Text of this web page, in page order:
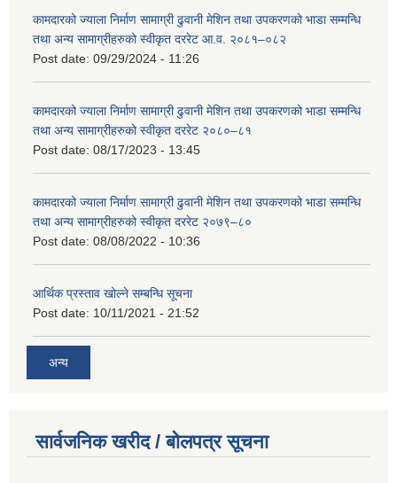
कामदारको ज्याला निर्माण सामाग्री ढुवानी मेशिन तथा उपकरणको भाडा सम्मन्धि
तथा अन्य सामाग्रीहरुको स्वीकृत दररेट आ.व. २०८१–०८२
Post date: 09/29/2024 - 11:26
कामदारको ज्याला निर्माण सामाग्री ढुवानी मेशिन तथा उपकरणको भाडा सम्मन्धि
तथा अन्य सामाग्रीहरुको स्वीकृत दररेट २०८०–८१
Post date: 08/17/2023 - 13:45
कामदारको ज्याला निर्माण सामाग्री ढुवानी मेशिन तथा उपकरणको भाडा सम्मन्धि
तथा अन्य सामाग्रीहरुको स्वीकृत दररेट २०७९–८०
Post date: 08/08/2022 - 10:36
आर्थिक प्रस्ताव खोल्ने सम्बन्धि सूचना
Post date: 10/11/2021 - 21:52
अन्य
सार्वजनिक खरीद / बोलपत्र सूचना